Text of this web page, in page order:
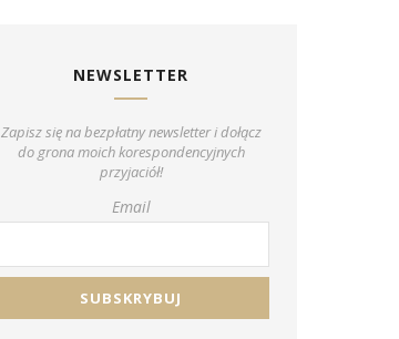
NEWSLETTER
Zapisz się na bezpłatny newsletter i dołącz
do grona moich korespondencyjnych
przyjaciół!
Email